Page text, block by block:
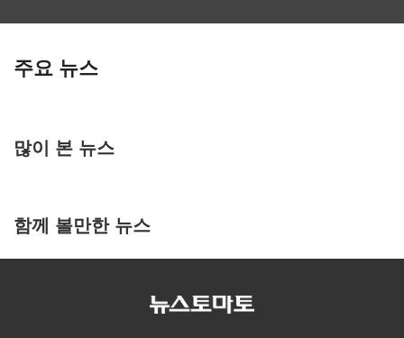
주요 뉴스
많이 본 뉴스
함께 볼만한 뉴스